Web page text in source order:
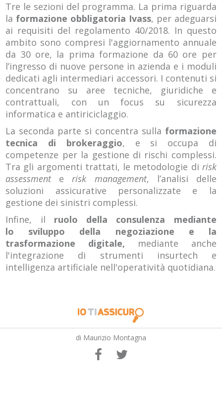
Tre le sezioni del programma. La prima riguarda
la formazione obbligatoria Ivass, per adeguarsi
ai requisiti del regolamento 40/2018. In questo
ambito sono compresi l'aggiornamento annuale
da 30 ore, la prima formazione da 60 ore per
l’ingresso di nuove persone in azienda e i moduli
dedicati agli intermediari accessori. I contenuti si
concentrano su aree tecniche, giuridiche e
contrattuali, con un focus su sicurezza
informatica e antiriciclaggio.
La seconda parte si concentra sulla formazione
tecnica di brokeraggio, e si occupa di
competenze per la gestione di rischi complessi.
Tra gli argomenti trattati, le metodologie di risk
assessment erisk management, l’analisi delle
soluzioni assicurative personalizzate e la
gestione dei sinistri complessi.
Infine, il ruolo della consulenza mediante
lo sviluppo della negoziazione e la
trasformazione digitale, mediante anche
l'integrazione di strumenti insurtech e
intelligenza artificiale nell'operatività quotidiana.
di Maurizio Montagna